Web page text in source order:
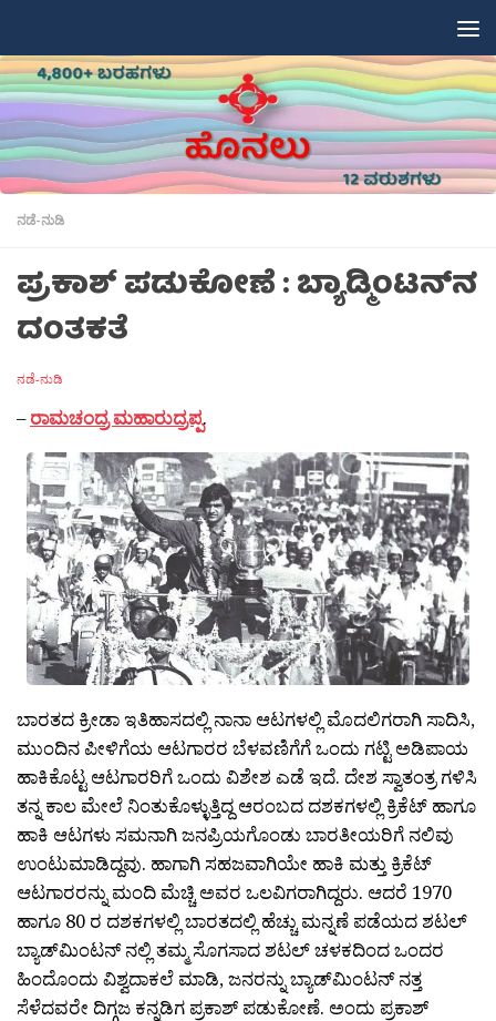
ನಡೆ-ನುಡಿ
ಪ್ರಕಾಶ್ ಪಡುಕೋಣೆ : ಬ್ಯಾಡ್ಮಿಂಟನ್‌ನ
ದಂತಕತೆ
ನಡೆ-ನುಡಿ
–ರಾಮಚಂದ್ರ ಮಹಾರುದ್ರಪ್ಪ.
ಬಾರತದ ಕ್ರೀಡಾ ಇತಿಹಾಸದಲ್ಲಿ ನಾನಾ ಆಟಗಳಲ್ಲಿ ಮೊದಲಿಗರಾಗಿ ಸಾದಿಸಿ,
ಮುಂದಿನ ಪೀಳಿಗೆಯ ಆಟಗಾರರ ಬೆಳವಣಿಗೆಗೆ ಒಂದು ಗಟ್ಟಿ ಅಡಿಪಾಯ
ಹಾಕಿಕೊಟ್ಟ ಆಟಗಾರರಿಗೆ ಒಂದು ವಿಶೇಶ ಎಡೆ ಇದೆ. ದೇಶ ಸ್ವಾತಂತ್ರ ಗಳಿಸಿ
ತನ್ನ ಕಾಲ ಮೇಲೆ ನಿಂತುಕೊಳ್ಳುತ್ತಿದ್ದ ಆರಂಬದ ದಶಕಗಳಲ್ಲಿ ಕ್ರಿಕೆಟ್ ಹಾಗೂ
ಹಾಕಿ ಆಟಗಳು ಸಮನಾಗಿ ಜನಪ್ರಿಯಗೊಂಡು ಬಾರತೀಯರಿಗೆ ನಲಿವು
ಉಂಟುಮಾಡಿದ್ದವು. ಹಾಗಾಗಿ ಸಹಜವಾಗಿಯೇ ಹಾಕಿ ಮತ್ತು ಕ್ರಿಕೆಟ್
ಆಟಗಾರರನ್ನು ಮಂದಿ ಮೆಚ್ಚಿ ಅವರ ಒಲವಿಗರಾಗಿದ್ದರು. ಆದರೆ 1970
ಹಾಗೂ 80 ರ ದಶಕಗಳಲ್ಲಿ ಬಾರತದಲ್ಲಿ ಹೆಚ್ಚು ಮನ್ನಣೆ ಪಡೆಯದ ಶಟಲ್
ಬ್ಯಾಡ್‌ಮಿಂಟನ್ ನಲ್ಲಿ ತಮ್ಮ ಸೊಗಸಾದ ಶಟಲ್ ಚಳಕದಿಂದ ಒಂದರ
ಹಿಂದೊಂದು ವಿಶ್ವದಾಕಲೆ ಮಾಡಿ, ಜನರನ್ನು ಬ್ಯಾಡ್‌ಮಿಂಟನ್ ನತ್ತ
ಸೆಳೆದವರೇ ದಿಗ್ಗಜ ಕನ್ನಡಿಗ ಪ್ರಕಾಶ್ ಪಡುಕೋಣೆ. ಅಂದು ಪ್ರಕಾಶ್